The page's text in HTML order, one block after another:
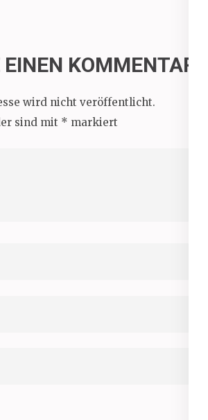
KOMMENTAR
wird nicht veröffentlicht.
sind mit * markiert